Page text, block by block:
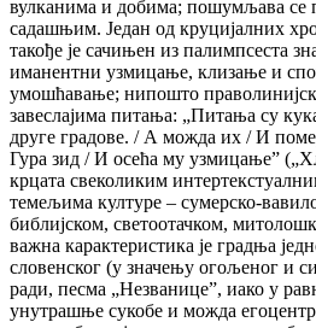
вулканима и добима; пошумљава се
садашњим. Један од круцијалних
такође је сачињен из палимпсеста
иманентни узмицање, клизање и
умошћавање; нипошто
завеслајима питања: „Питања су
друге градове. / А можда их / И
Гура зид / И осећа му узмицањеˮ
крцата свеколиким
темељима културе – сумерско-
библијском, светоотачком,
важна карактеристика је градња
словенског (у значењу огољеног и
ради, песма „Незваницеˮ, иако у
унутрашње сукобе и можда